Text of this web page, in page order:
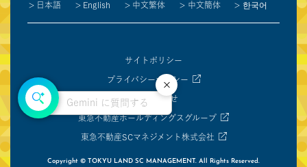
Gemini に質問する
閉じる
日本語 English 中文繁体 中文簡体 한국어
サイトポリシー
プライバシーポリシー
お問い合わせ
東急不動産ホールディングスグループ
東急不動産SCマネジメント株式会社
Copyright © TOKYU LAND SC MANAGEMENT. All Rights Reserved.